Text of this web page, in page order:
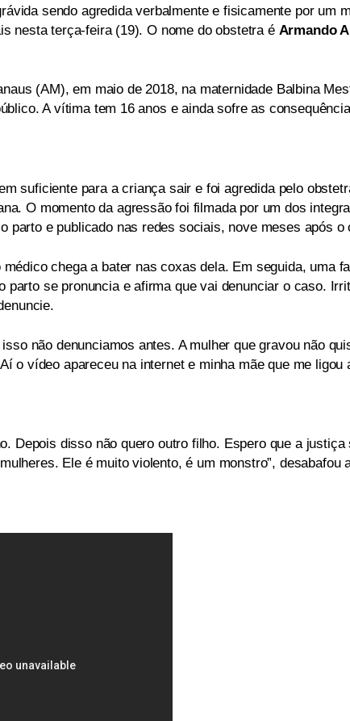
sendo agredida verbalmente e fisicamente por um
nesta terça-feira (19). O nome do obstetra é Armando
(AM), em maio de 2018, na maternidade Balbina
A vítima tem 16 anos e ainda sofre as
suficiente para a criança sair e foi agredida pelo
O momento da agressão foi filmada por um dos
parto e publicado nas redes sociais, nove meses após o
chega a bater nas coxas dela. Em seguida, uma
parto se pronuncia e afirma que vai denunciar o caso.
não denunciamos antes. A mulher que gravou não
o vídeo apareceu na internet e minha mãe que me ligou
Depois disso não quero outro filho. Espero que a justiça
Ele é muito violento, é um monstro”, desabafou